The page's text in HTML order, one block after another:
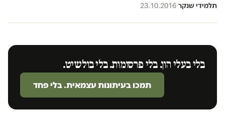
תלמידי שנקר·
23.10.2016
בלי בעלי הון. בלי פרסומות. בלי בולשיט.
תמכו בעיתונות עצמאית. בלי פחד